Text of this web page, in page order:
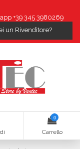
+39 345 3980269
un Rivenditore?
0
Carrello